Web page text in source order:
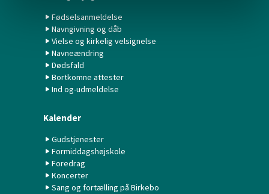
Fødselsanmeldelse
Navngivning og dåb
Vielse og kirkelig velsignelse
Navneændring
Dødsfald
Bortkomne attester
Ind og-udmeldelse
Kalender
Gudstjenester
Formiddagshøjskole
Foredrag
Koncerter
Sang og fortælling på Birkebo